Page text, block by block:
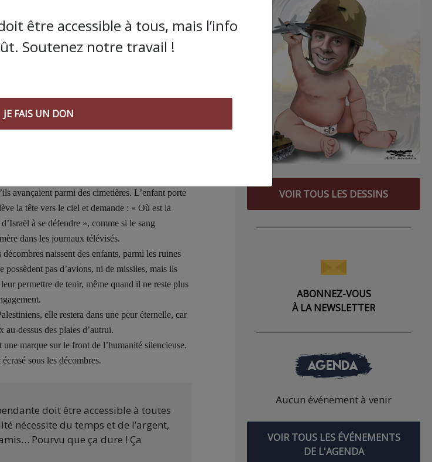
des maisons sont devenues des fosses
dans un silence étrange.
Et le cessez-le-feu dont tout le monde
condamné à mourir avant même de voir le
un cessez-le-feu peut-il tenir quand il n’existe
lesquels elle peut réorganiser sa mise en
puis de frapper à nouveau.
d’entendre les avions revenir. Il vit dans une
la souffrance.
avançaient parmi des cimetières. L’enfant porte
la tête vers le ciel et demande : « Où est la
à se défendre », comme si le sang
dans les journaux télévisés.
naissent des enfants, parmi les ruines
possèdent pas d’avions, ni de missiles, mais ils
permettre de tenir, même quand il ne reste plus
elle restera dans une peur éternelle, car
dessus des plaies d’autrui.
marque sur le front de l’humanité silencieuse.
sous les décombres.
doit être accessible à toutes
nécessite du temps et de l’argent,
Pourvu que ça dure ! Ça
VOIR TOUS LES DESSINS
ABONNEZ-VOUS
À LA NEWSLETTER
AGENDA
Aucun événement à venir
VOIR TOUS LES ÉVÉNEMENTS
DE L'AGENDA
être accessible à tous, mais l’info
Soutenez notre travail !
JE FAIS UN DON